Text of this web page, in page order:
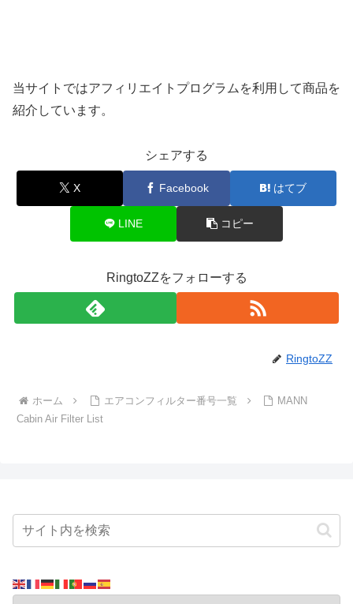
当サイトではアフィリエイトプログラムを利用して商品を
紹介しています。
シェアする
X Facebook はてブ
LINE コピー
RingtoZZをフォローする
RingtoZZ
ホーム エアコンフィルター番号一覧
MANN
Cabin Air Filter List